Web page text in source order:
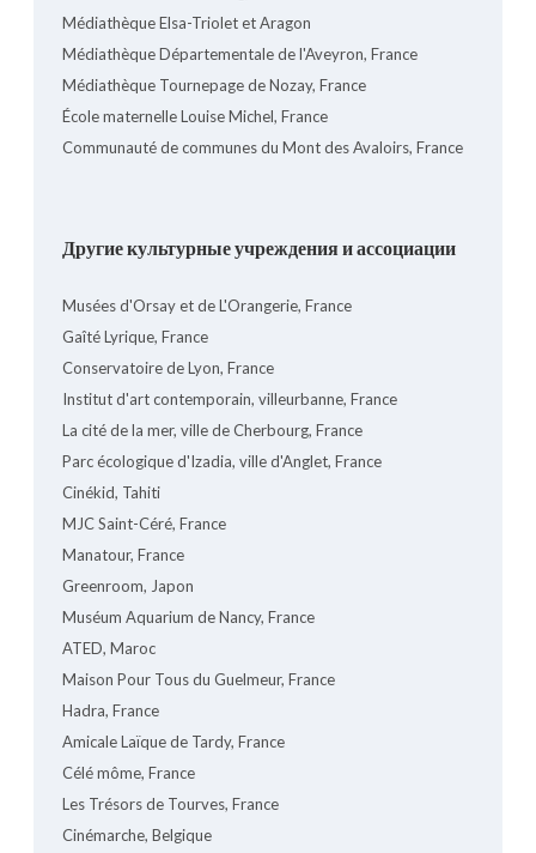
Médiathèque Elsa-Triolet et Aragon
Médiathèque Départementale de l'Aveyron, France
Médiathèque Tournepage de Nozay, France
École maternelle Louise Michel, France
Communauté de communes du Mont des Avaloirs, France
Другие культурные учреждения и ассоциации
Musées d'Orsay et de L'Orangerie, France
Gaîté Lyrique, France
Conservatoire de Lyon, France
Institut d'art contemporain, villeurbanne, France
La cité de la mer, ville de Cherbourg, France
Parc écologique d'Izadia, ville d'Anglet, France
Cinékid, Tahiti
MJC Saint-Céré, France
Manatour, France
Greenroom, Japon
Muséum Aquarium de Nancy, France
ATED, Maroc
Maison Pour Tous du Guelmeur, France
Hadra, France
Amicale Laïque de Tardy, France
Célé môme, France
Les Trésors de Tourves, France
Cinémarche, Belgique